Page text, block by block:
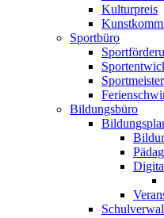
Kulturpreis
Sportbüro
Bildungsbüro